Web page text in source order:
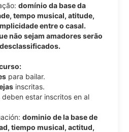
domínio da base da
tempo musical, atitude,
entre o casal.
não sejam amadores serão
para bailar.
inscritas.
estar inscritos en al
dominio de la base de
tiempo musical, actitud,